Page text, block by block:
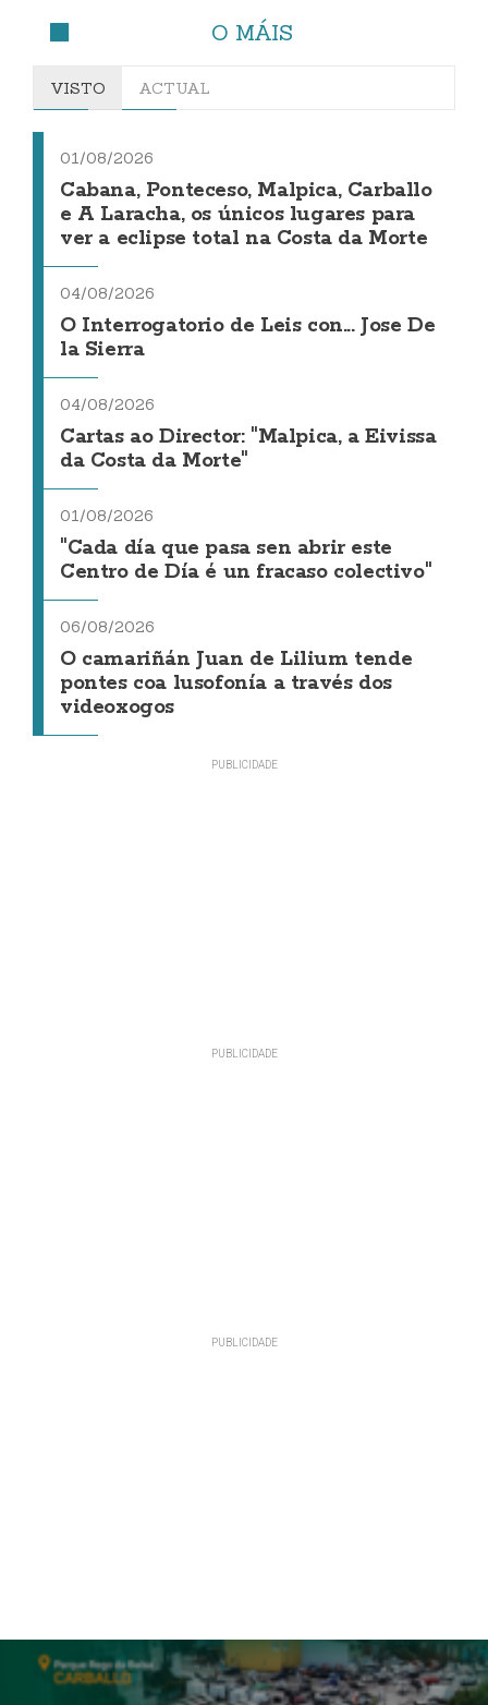
O MÁIS
VISTO ACTUAL
01/08/2026
Cabana, Ponteceso, Malpica, Carballo
e A Laracha, os únicos lugares para
ver a eclipse total na Costa da Morte
04/08/2026
O Interrogatorio de Leis con... Jose De
la Sierra
04/08/2026
Cartas ao Director: "Malpica, a Eivissa
da Costa da Morte"
01/08/2026
"Cada día que pasa sen abrir este
Centro de Día é un fracaso colectivo"
06/08/2026
O camariñán Juan de Lilium tende
pontes coa lusofonía a través dos
videoxogos